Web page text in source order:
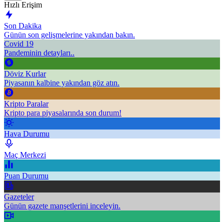
Hızlı Erişim
Son Dakika
Günün son gelişmelerine yakından bakın.
Covid 19
Pandeminin detayları..
Döviz Kurlar
Piyasanın kalbine yakından göz atın.
Kripto Paralar
Kripto para piyasalarında son durum!
Hava Durumu
Maç Merkezi
Puan Durumu
Gazeteler
Günün gazete manşetlerini inceleyin.